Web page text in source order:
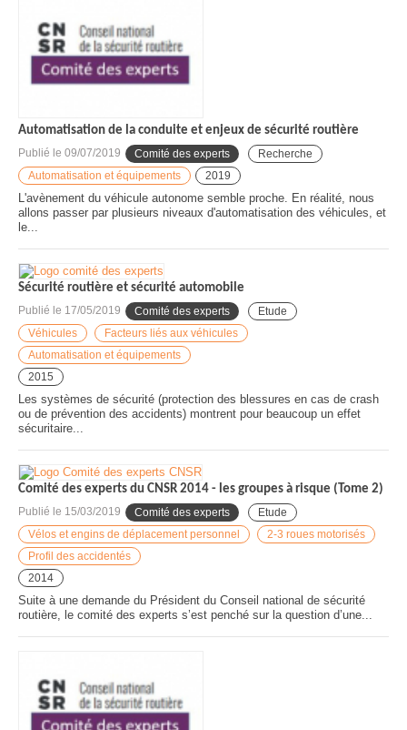
Automatisation de la conduite et enjeux de sécurité routière
Publié le 09/07/2019 Comité des experts
Recherche
Automatisation et équipements
2019
L'avènement du véhicule autonome semble proche. En réalité, nous
allons passer par plusieurs niveaux d'automatisation des véhicules, et
le...
Sécurité routière et sécurité automobile
Publié le 17/05/2019 Comité des experts
Etude
Véhicules
Facteurs liés aux véhicules
Automatisation et équipements
2015
Les systèmes de sécurité (protection des blessures en cas de crash
ou de prévention des accidents) montrent pour beaucoup un effet
sécuritaire...
Comité des experts du CNSR 2014 - les groupes à risque (Tome 2)
Publié le 15/03/2019 Comité des experts
Etude
Vélos et engins de déplacement personnel
2-3 roues motorisés
Profil des accidentés
2014
Suite à une demande du Président du Conseil national de sécurité
routière, le comité des experts s’est penché sur la question d’une...